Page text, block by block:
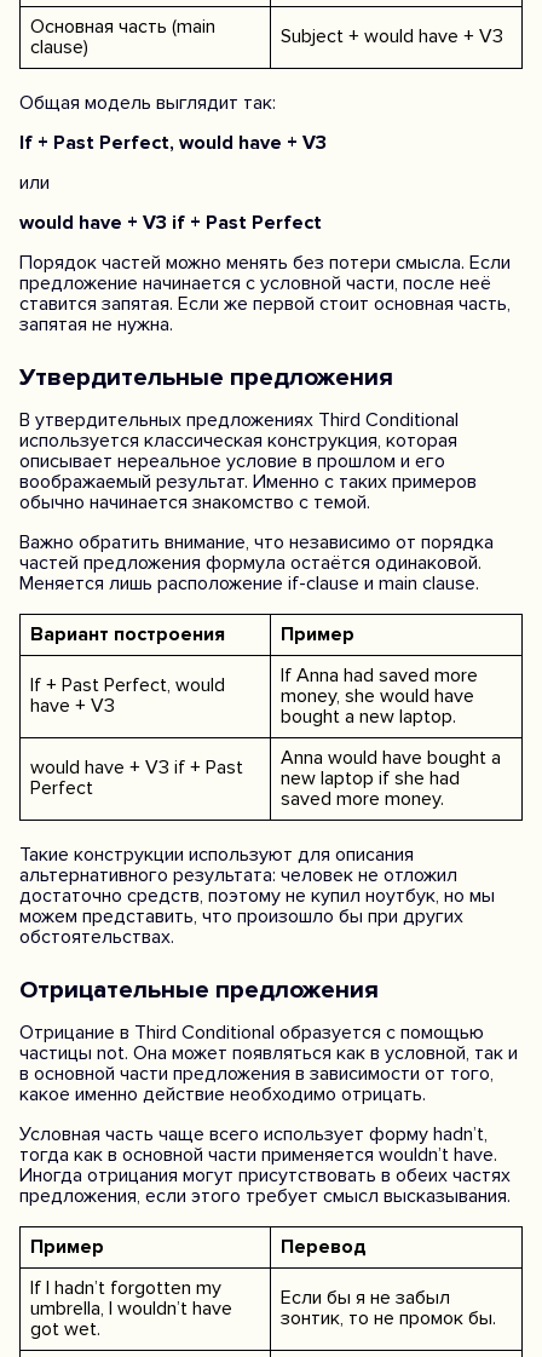
Основная часть (main
clause)
Subject + would have + V3
Общая модель выглядит так:
If + Past Perfect, would have + V3
или
would have + V3 if + Past Perfect
Порядок частей можно менять без потери смысла. Если
предложение начинается с условной части, после неё
ставится запятая. Если же первой стоит основная часть,
запятая не нужна.
Утвердительные предложения
В утвердительных предложениях Third Conditional
используется классическая конструкция, которая
описывает нереальное условие в прошлом и его
воображаемый результат. Именно с таких примеров
обычно начинается знакомство с темой.
Важно обратить внимание, что независимо от порядка
частей предложения формула остаётся одинаковой.
Меняется лишь расположение if-clause и main clause.
Вариант построения Пример
If + Past Perfect, would
have + V3
If Anna had saved more
money, she would have
bought a new laptop.
would have + V3 if + Past
Perfect
Anna would have bought a
new laptop if she had
saved more money.
Такие конструкции используют для описания
альтернативного результата: человек не отложил
достаточно средств, поэтому не купил ноутбук, но мы
можем представить, что произошло бы при других
обстоятельствах.
Отрицательные предложения
Отрицание в Third Conditional образуется с помощью
частицы not. Она может появляться как в условной, так и
в основной части предложения в зависимости от того,
какое именно действие необходимо отрицать.
Условная часть чаще всего использует форму hadn’t,
тогда как в основной части применяется wouldn’t have.
Иногда отрицания могут присутствовать в обеих частях
предложения, если этого требует смысл высказывания.
Пример
Перевод
If I hadn’t forgotten my
umbrella, I wouldn’t have
got wet.
Если бы я не забыл
зонтик, то не промок бы.